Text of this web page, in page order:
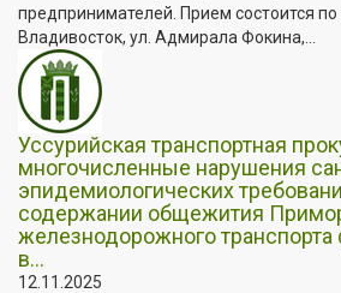
предпринимателей. Прием состоится по
Владивосток, ул. Адмирала Фокина,...
Уссурийская транспортная
многочисленные нарушения
эпидемиологических
содержании общежития
железнодорожного
в...
12.11.2025